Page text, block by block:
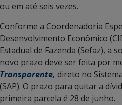
ou em até seis vezes.
Conforme a Coordenadoria
Desenvolvimento Econômico
Estadual de Fazenda (Sefaz), a
novo prazo deve ser feita por
Transparente, direto no
(SAP). O prazo para quitar a
primeira parcela é 28 de junho.